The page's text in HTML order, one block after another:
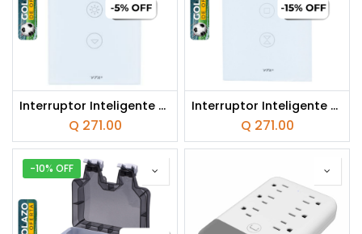
Interruptor Inteligente Sencillo VTA Touch IoT Dimerizable Smart Home Wi-Fi
Q 271.00
Interruptor Inteligente para Cortinas VTA Connect IOT Touch Smart Home Wi-Fi
Q 271.00
-10% OFF